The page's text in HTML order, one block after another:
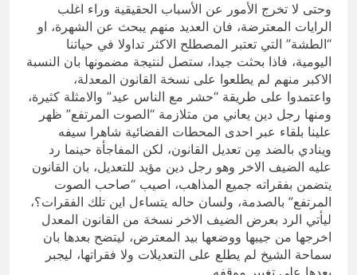
وحتى لا تخرج الأمور عن الأسباب الحقيقية وراء اغلب
الرايات المعترضة، فان العديد منهم يبحث عن الشهرة، او
“الطشة” التي تعتبر المصطلح الاكثر تداولا في حياتنا
اليومية، فاذا بحثت جيدا، ستصل لنتيجة مضمونها بان النسبة
الاكبر منهم لم يطلعوا على نسخة القانون المعدلة،
واعتمدوا على طريقة “حشر مع الناس عيد” والامثلة كثيرة،
ومنها رجل دين يعاني من متلازمة “الصوت المرتفع” ظهر
علينا بلقاء عبر احدى المحطات الفضائية شاهرا سيفه
وينادي بالضد مِن تعديل القانون، لكن المفاجأة حينما رد
عليه الضيف الاخر وهو رجل دين مؤيد للتعديل، بان القانون
يتضمن بفقراته جميع المذاهب، اصيب “صاحب الصوت
المرتفع” بالصدمة، ولسان حاله يتساءل اين تلك الفقرات؟،
ليأتي الرد بعرض الضيف الاخر نسخة من القانون المعدل
اخرجها من جيبها ووضعها بيد المعترض، ليتضح بعدها بان
سماحة الشيخ لم يطلع على التعديلات ولا فقراتها، ليجبر